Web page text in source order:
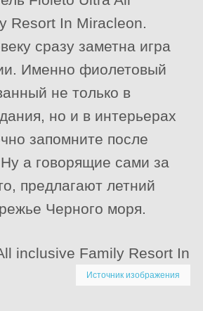
Resort In Miracleon.
сразу заметна игра
Именно фиолетовый
не только в
но и в интерьерах
запомните после
а говорящие сами за
предлагают летний
Черного моря.
Источник изображения